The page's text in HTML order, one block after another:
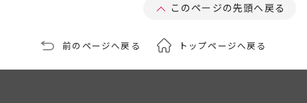
このページの先頭へ戻る
前のページへ戻る トップページへ戻る